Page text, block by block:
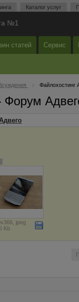
Каталог услуг
№1
статей Сервис
Файлохостинг
Форум
jpeg
Kb